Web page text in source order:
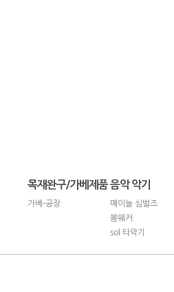
목재완구/가베제품
가베-공장
음악 악기
메이늘 심벌즈
붐웨커
sol 타악기